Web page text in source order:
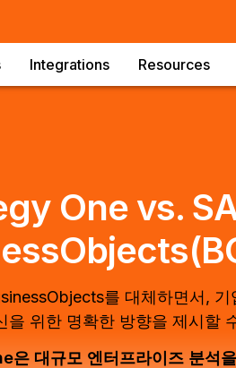
Integrations Resources
One vs.
를 대체하면서,
을 위한 명확한 방향을 제시할
대규모 엔터프라이즈 분석